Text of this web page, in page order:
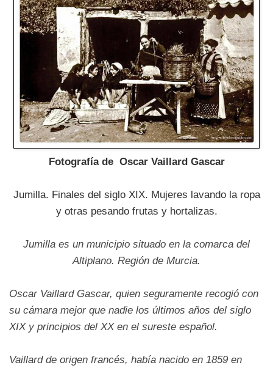
Fotografía de Oscar Vaillard Gascar
Jumilla. Finales del siglo XIX. Mujeres lavando la ropa
y otras pesando frutas y hortalizas.
Jumilla es un municipio situado en la comarca del
Altiplano. Región de Murcia.
Oscar Vaillard Gascar, quien seguramente recogió con
su cámara mejor que nadie los últimos años del siglo
XIX y principios del XX en el sureste español.
Vaillard de origen francés, había nacido en 1859 en